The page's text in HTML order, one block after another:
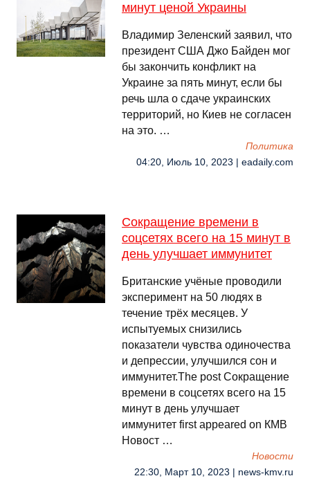
минут ценой Украины
Владимир Зеленский заявил, что
президент США Джо Байден мог
бы закончить конфликт на
Украине за пять минут, если бы
речь шла о сдаче украинских
территорий, но Киев не согласен
на это. …
Политика
04:20, Июль 10, 2023 | eadaily.com
Сокращение времени в
соцсетях всего на 15 минут в
день улучшает иммунитет
Британские учёные проводили
эксперимент на 50 людях в
течение трёх месяцев. У
испытуемых снизились
показатели чувства одиночества
и депрессии, улучшился сон и
иммунитет.The post Сокращение
времени в соцсетях всего на 15
минут в день улучшает
иммунитет first appeared on КМВ
Новост …
Новости
22:30, Март 10, 2023 | news-kmv.ru